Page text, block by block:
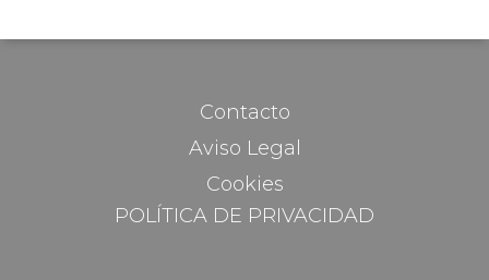
Cookies